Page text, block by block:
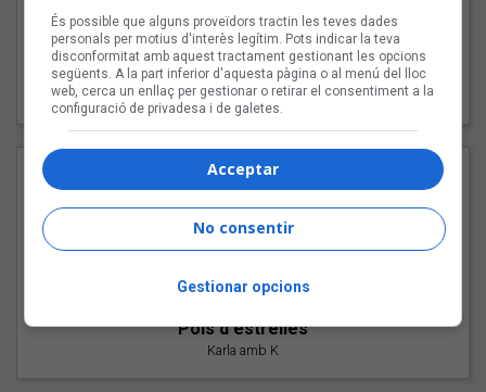
"Les cabres"
94 Rules amb Compte
"Pols d'estrelles"
Karla amb K
És possible que alguns proveïdors tractin les teves dades
personals per motius d'interès legítim. Pots indicar la teva
disconformitat amb aquest tractament gestionant les opcions
següents. A la part inferior d'aquesta pàgina o al menú del lloc
web, cerca un enllaç per gestionar o retirar el consentiment a la
configuració de privadesa i de galetes.
Acceptar
No consentir
Gestionar opcions